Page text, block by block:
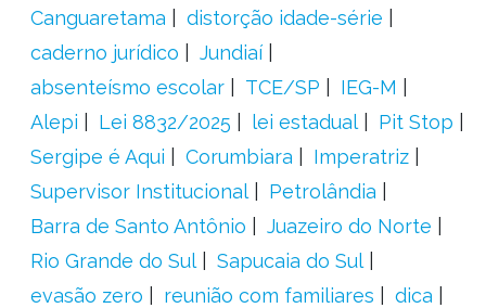
Canguaretama
distorção idade-série
caderno jurídico
Jundiaí
absenteísmo escolar
TCE/SP
IEG-M
Alepi
Lei 8832/2025 lei estadual
Pit Stop
Sergipe é Aqui
Corumbiara
Imperatriz
Supervisor Institucional
Petrolândia
Barra de Santo Antônio
Juazeiro do Norte
Rio Grande do Sul
Sapucaia do Sul
evasão zero
reunião com familiares
dica